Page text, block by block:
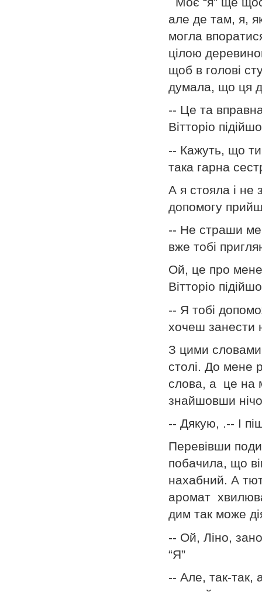
але де там, я,
могла
цілою
щоб в голові
думала, що ця
-- Це та
Вітторіо
-- Кажуть, що
така гарна
А я стояла і не
допомогу
-- Не страши
вже тобі
Ой, це про мене
Вітторіо
-- Я тобі
хочеш занести
З цими словами
столі. До мене
слова, а це на
знайшовши
-- Дякую, .-- І
Перевівши
побачила, що
нахабний. А
аромат
дим так може
-- Ой, Ліно,
“Я”
-- Але, так-так,